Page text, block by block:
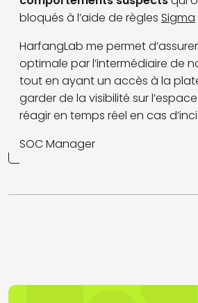
bloqués à l’aide de règles Sigma
HarfangLab me permet
optimale par l’intermédiaire de
tout en ayant un accès à la
garder de la visibilité sur
réagir en temps réel en cas
SOC Manager